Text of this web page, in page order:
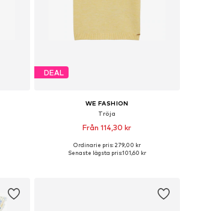
DEAL
WE FASHION
Tröja
Från 114,30 kr
Ordinarie pris: 279,00 kr
Senaste lägsta pris:101,60 kr